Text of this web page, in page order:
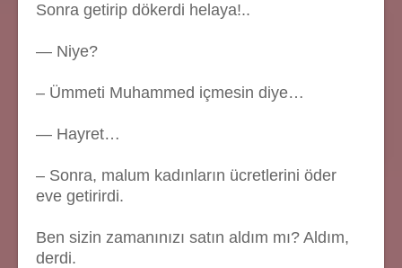
Sonra getirip dökerdi helaya!..
— Niye?
– Ümmeti Muhammed içmesin diye…
— Hayret…
– Sonra, malum kadınların ücretlerini öder
eve getirirdi.
Ben sizin zamanınızı satın aldım mı? Aldım,
derdi.